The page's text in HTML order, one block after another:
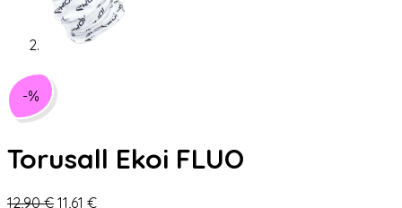
-%
Torusall Ekoi FLUO
12,90€ Algne
11,61 €Praegune